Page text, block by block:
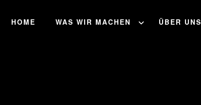
HOME WAS WIR MACHEN ÜBER UNS